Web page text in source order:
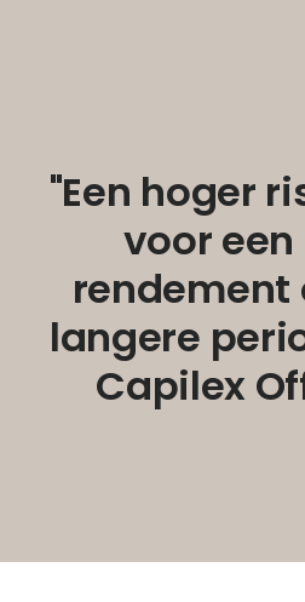
"Een hoger
voor
rendement
langere
Capilex